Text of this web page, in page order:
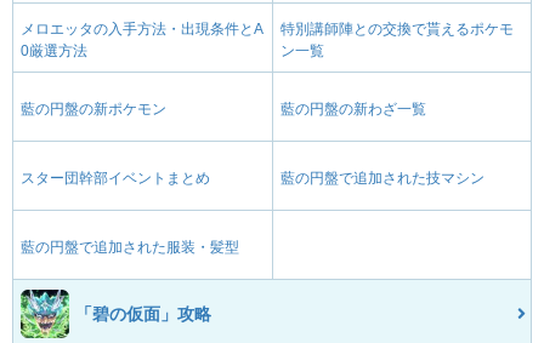
メロエッタの入手方法・出現条件とA
0厳選方法
特別講師陣との交換で貰えるポケモ
ン一覧
藍の円盤の新ポケモン 藍の円盤の新わざ一覧
スター団幹部イベントまとめ 藍の円盤で追加された技マシン
藍の円盤で追加された服装・髪型
「碧の仮面」攻略